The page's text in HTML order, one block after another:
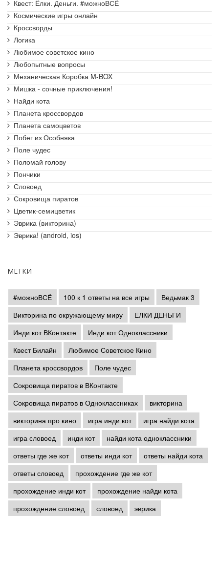
Квест: Ёлки. Деньги. #можноВСЁ
Космические игры онлайн
Кроссворды
Логика
Любимое советское кино
Любопытные вопросы
Механическая Коробка M-BOX
Мишка - сочные приключения!
Найди кота
Планета кроссвордов
Планета самоцветов
Побег из Особняка
Поле чудес
Поломай голову
Пончики
Словоед
Сокровища пиратов
Цветик-семицветик
Эврика (викторина)
Эврика! (android, ios)
МЕТКИ
#можноВСЁ 100 к 1 ответы на все игры
Ведьмак 3
Викторина по окружающему миру
ЕЛКИ ДЕНЬГИ
Инди кот ВКонтакте
Инди кот Одноклассники
Квест Билайн
Любимое Советское Кино
Планета кроссвордов
Поле чудес
Сокровища пиратов в ВКонтакте
Сокровища пиратов в Одноклассниках
викторина
викторина про кино
игра инди кот
игра найди кота
игра словоед
инди кот
найди кота одноклассники
ответы где же кот
ответы инди кот
ответы найди кота
ответы словоед
прохождение где же кот
прохождение инди кот
прохождение найди кота
прохождение словоед
словоед эврика